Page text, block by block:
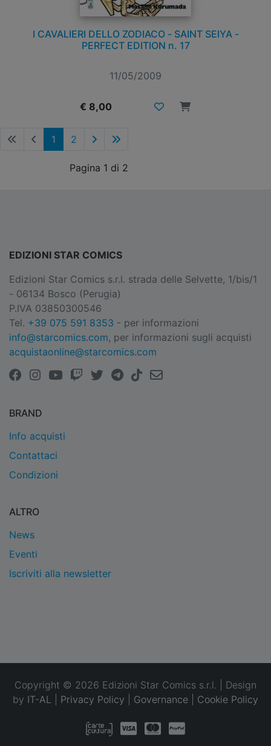
I CAVALIERI DELLO ZODIACO - SAINT SEIYA -
PERFECT EDITION n. 17
11/05/2009
€ 8,00
1 2
Pagina 1 di 2
EDIZIONI STAR COMICS
Edizioni Star Comics s.r.l. strada delle Selvette, 1/bis/1
- 06134 Bosco (Perugia)
P.IVA 03850300546
Tel. +39 075 591 8353 - per informazioni
info@starcomics.com, per informazioni sugli acquisti
acquistaonline@starcomics.com
BRAND
Info acquisti
Contattaci
Condizioni
ALTRO
News
Eventi
Iscriviti alla newsletter
Copyright © 2026 Edizioni Star Comics s.r.l. | Design
by IT-AL Privacy Policy Governance Cookie Policy